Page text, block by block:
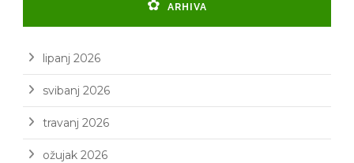
ARHIVA
lipanj 2026
svibanj 2026
travanj 2026
ožujak 2026